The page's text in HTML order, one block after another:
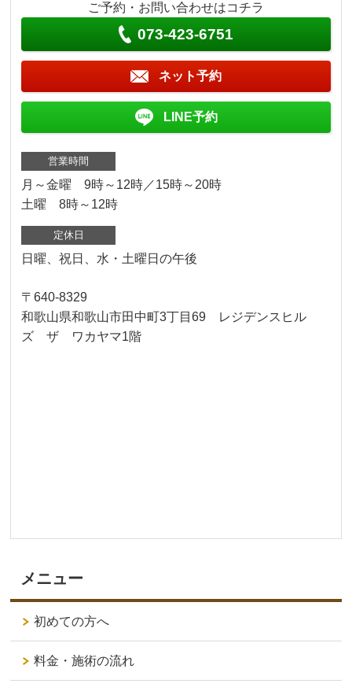
ご予約・お問い合わせはコチラ
073-423-6751
ネット予約
LINE予約
営業時間
月～金曜 9時～12時／15時～20時
土曜 8時～12時
定休日
日曜、祝日、水・土曜日の午後
〒640-8329
和歌山県和歌山市田中町3丁目69 レジデンスヒル
ズ ザ ワカヤマ1階
メニュー
初めての方へ
料金・施術の流れ